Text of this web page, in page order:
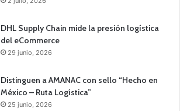
DHL Supply Chain mide la presión logística
del eCommerce
29 junio, 2026
Distinguen a AMANAC con sello “Hecho en
México – Ruta Logística”
25 junio, 2026